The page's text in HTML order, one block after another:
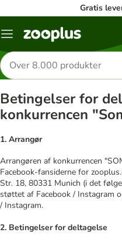
Gratis
Menu
Søg
efter
produkter
Betingelser for
konkurrencen
1. Arrangør
Arrangøren af konkurrencen
Facebook-fansiderne for
Str. 18, 80331 Munich (i det
støttet af Facebook / Instagram
/ Instagram.
2. Betingelser for deltagelse